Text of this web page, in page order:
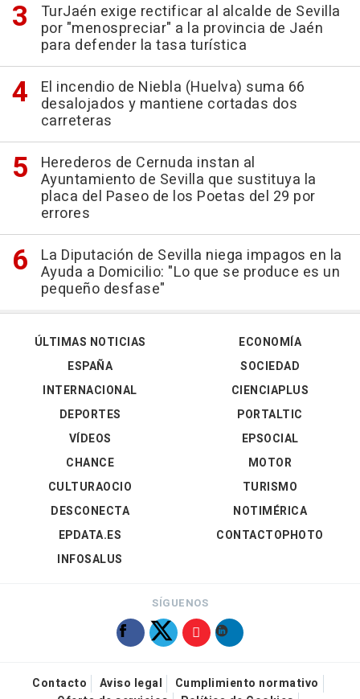
TurJaén exige rectificar al alcalde de Sevilla
por "menospreciar" a la provincia de Jaén
para defender la tasa turística
El incendio de Niebla (Huelva) suma 66
desalojados y mantiene cortadas dos
carreteras
Herederos de Cernuda instan al
Ayuntamiento de Sevilla que sustituya la
placa del Paseo de los Poetas del 29 por
errores
La Diputación de Sevilla niega impagos en la
Ayuda a Domicilio: "Lo que se produce es un
pequeño desfase"
ÚLTIMAS NOTICIAS
ESPAÑA
INTERNACIONAL
DEPORTES
VÍDEOS
ECONOMÍA
SOCIEDAD
CIENCIAPLUS
PORTALTIC
EPSOCIAL
CHANCE
CULTURAOCIO
DESCONECTA
EPDATA.ES
INFOSALUS
MOTOR
TURISMO
NOTIMÉRICA
CONTACTOPHOTO
SÍGUENOS
Contacto Aviso legal
Cumplimiento normativo